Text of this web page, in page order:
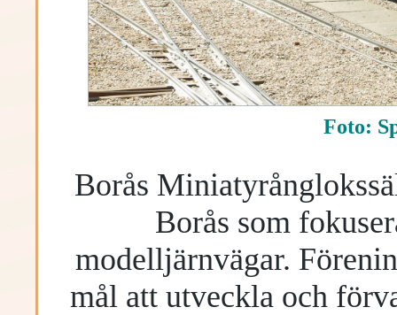
Foto:
Borås
Borås som
modelljärnvägar.
mål att utveckla och